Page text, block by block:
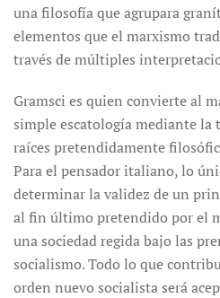
una filosofía que agrupara
elementos que el marxismo
través de múltiples
Gramsci es quien convierte al
simple escatología mediante la
raíces pretendidamente
Para el pensador italiano, lo
determinar la validez de un
al fin último pretendido por el
una sociedad regida bajo las
socialismo. Todo lo que
orden nuevo socialista será